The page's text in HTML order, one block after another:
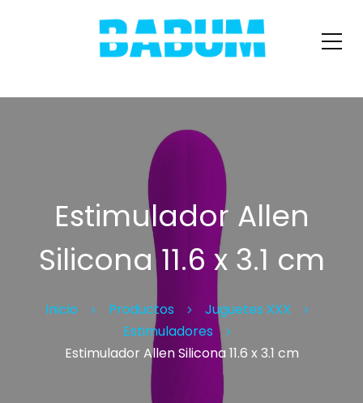
Estimulador Allen
Silicona 11.6 x 3.1 cm
Inicio Productos
Juguetes XXX
Estimuladores
Estimulador Allen Silicona 11.6 x 3.1 cm